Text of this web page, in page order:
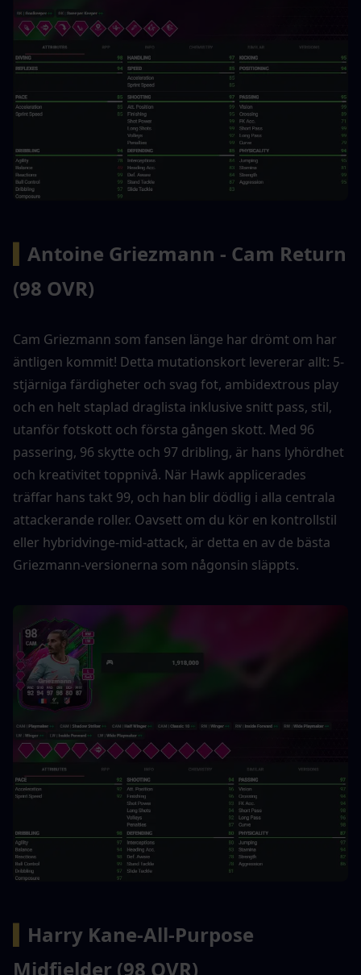
Antoine Griezmann - Cam Return
(98 OVR)
Cam Griezmann som fansen länge har drömt om har
äntligen kommit! Detta mutationskort levererar allt: 5-
stjärniga färdigheter och svag fot, ambidextrous play
och en helt staplad draglista inklusive snitt pass, stil,
utanför fotskott och första gången skott. Med 96
passering, 96 skytte och 97 dribling, är hans lyhördhet
och kreativitet toppnivå. När Hawk applicerades
träffar hans takt 99, och han blir dödlig i alla centrala
attackerande roller. Oavsett om du kör en kontrollstil
eller hybridvinge-mid-attack, är detta en av de bästa
Griezmann-versionerna som någonsin släppts.
Harry Kane-All-Purpose
Midfielder (98 OVR)